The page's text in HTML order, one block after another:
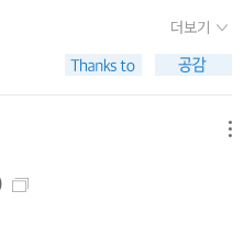
주년 #성장소설 #한뼘도서관
는 엉뚱한 사고를 자주 쳐서 한
엔 걸그룹을 소환하겠다는 엉터
다. 회장이 되면 뭐든 제멋대로
과 화합하지 못하지만 자신이
그나마 다행! 사실 처음부터 회
! 하나하나 해 나가면서 올바른
잘나고 완벽한 사람은 없다고
더보기